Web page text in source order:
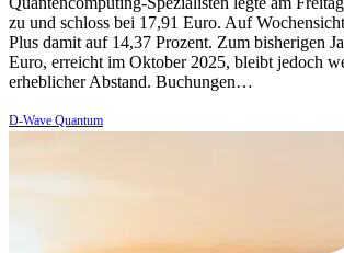
zu und schloss bei 17,91 Euro. Auf
Plus damit auf 14,37 Prozent. Zum bisherigen
Euro, erreicht im Oktober 2025, bleibt jedoch
erheblicher Abstand. Buchungen…
D-Wave Quantum